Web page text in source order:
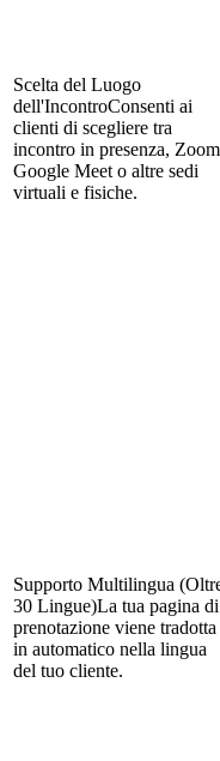
Scelta del Luogo
dell'IncontroConsenti ai
clienti di scegliere tra
incontro in presenza,
Google Meet o altre sedi
virtuali e fisiche.
Supporto Multilingua
30 Lingue)La tua pagina di
prenotazione viene tradotta
in automatico nella lingua
del tuo cliente.